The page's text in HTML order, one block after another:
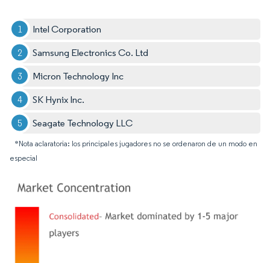
Intel Corporation
Samsung Electronics Co. Ltd
Micron Technology Inc
SK Hynix Inc.
Seagate Technology LLC
*Nota aclaratoria: los principales jugadores no se ordenaron de un modo en
especial